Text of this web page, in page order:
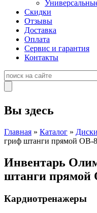
Скидки
Отзывы
Доставка
Оплата
Сервис и гарантия
Контакты
Вы здесь
Главная » Каталог »
гриф штанги прямой OB-
Инвентарь
штанги прямой
Кардиотренажеры